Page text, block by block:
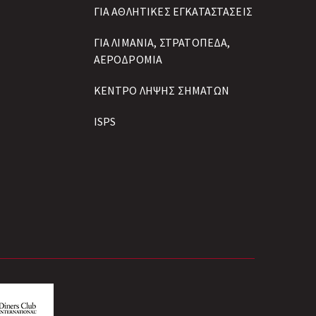
ΓΙΑ ΑΘΛΗΤΙΚΕΣ ΕΓΚΑΤΑΣΤΑΣΕΙΣ
ΓΙΑ ΛΙΜΑΝΙΑ, ΣΤΡΑΤΟΠΕΔΑ,
ΑΕΡΟΔΡΟΜΙΑ
ΚΕΝΤΡΟ ΛΗΨΗΣ ΣΗΜΑΤΩΝ
ISPS